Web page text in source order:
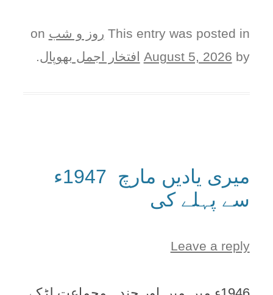
This entry was posted in روز و شب
August 5, 2026 by افتخار اجمل بھوپال.
میری یادیں مارچ 1947ء
سے پہلے کی
Leave a reply